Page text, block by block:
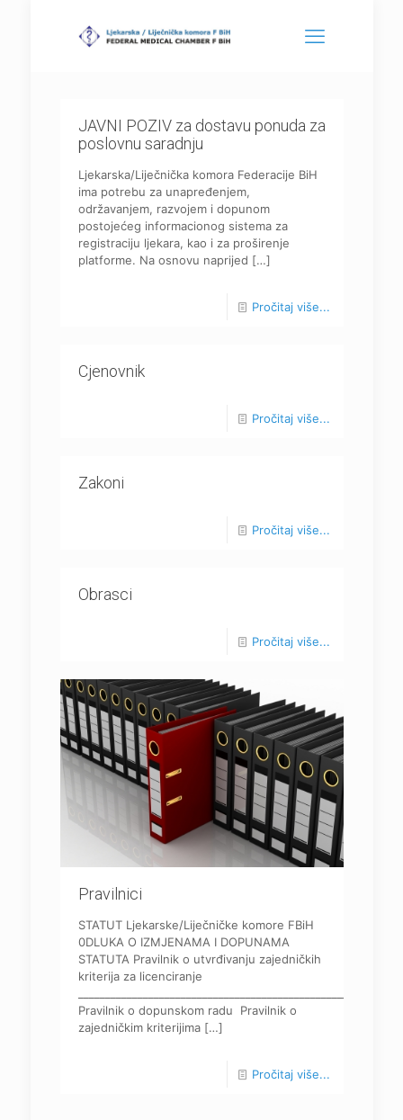
JAVNI POZIV za dostavu ponuda za
poslovnu saradnju
Ljekarska/Liječnička komora Federacije BiH
ima potrebu za unapređenjem,
održavanjem, razvojem i dopunom
postojećeg informacionog sistema za
registraciju ljekara, kao i za proširenje
platforme. Na osnovu naprijed […]
Pročitaj više...
Cjenovnik
Pročitaj više...
Zakoni
Pročitaj više...
Obrasci
Pročitaj više...
Pravilnici
STATUT Ljekarske/Liječničke komore FBiH
0DLUKA O IZMJENAMA I DOPUNAMA
STATUTA Pravilnik o utvrđivanju zajedničkih
kriterija za licenciranje
Pravilnik o dopunskom radu Pravilnik o
zajedničkim kriterijima[…]
Pročitaj više...